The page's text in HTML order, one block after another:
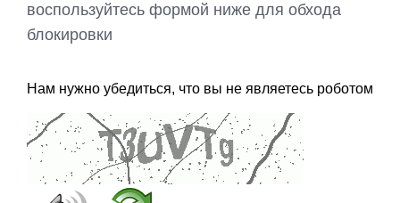
воспользуйтесь формой ниже для обхода
блокировки
Нам нужно убедиться, что вы не являетесь роботом